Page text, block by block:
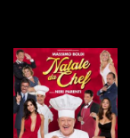
VAI ALLA SCHEDA